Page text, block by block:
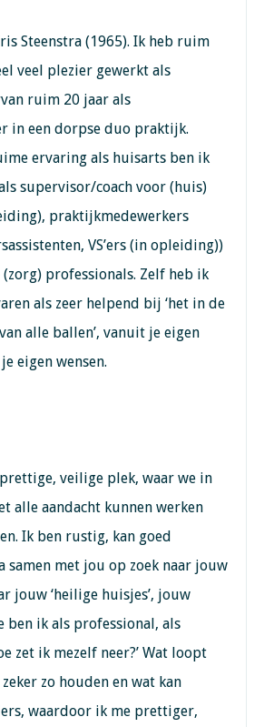
Steenstra (1965). Ik heb ruim
veel plezier gewerkt als
ruim 20 jaar als
in een dorpse duo praktijk.
ervaring als huisarts ben ik
supervisor/coach voor (huis)
praktijkmedewerkers
VS’ers (in opleiding))
professionals. Zelf heb ik
als zeer helpend bij ‘het in de
alle ballen’, vanuit je eigen
eigen wensen.
veilige plek, waar we in
alle aandacht kunnen werken
Ik ben rustig, kan goed
samen met jou op zoek naar jouw
jouw ‘heilige huisjes’, jouw
ben ik als professional, als
zet ik mezelf neer?’ Wat loopt
zo houden en wat kan
waardoor ik me prettiger,